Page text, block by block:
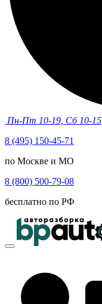
Пн-Пт 10-19, Сб 10-15
8 (495) 150-45-71
по Москве и МО
8 (800) 500-79-08
бесплатно по РФ